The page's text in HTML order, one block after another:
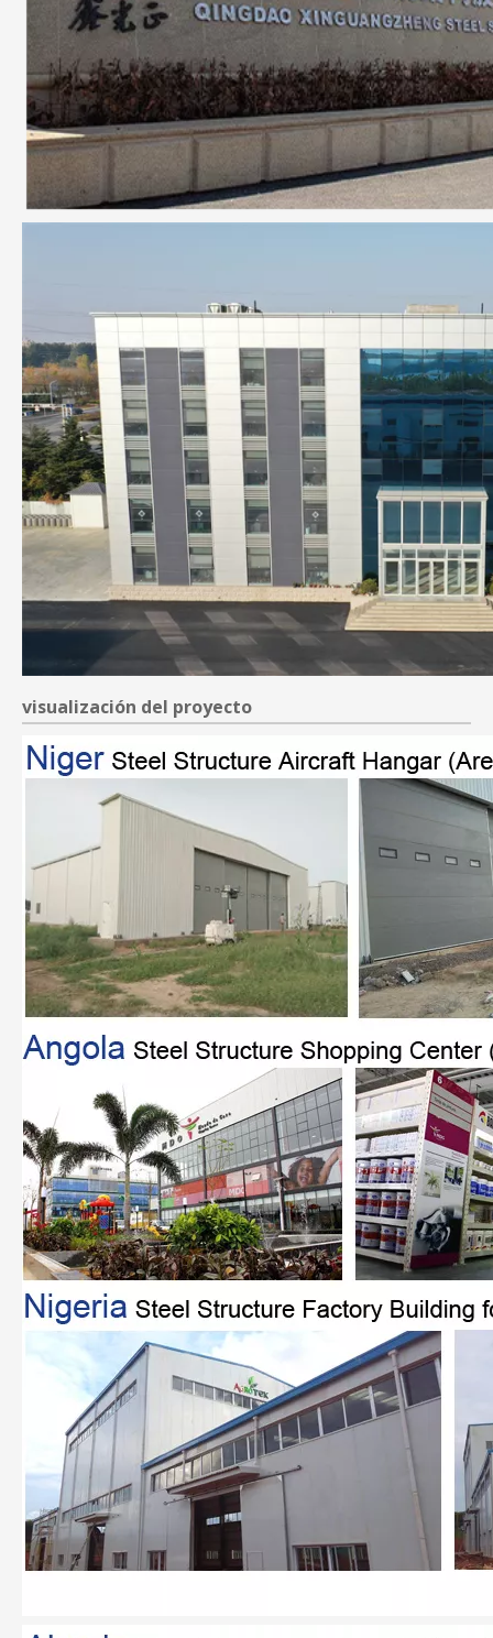
visualización del proyecto